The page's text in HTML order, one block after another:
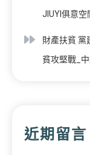
JIUYI俱意空
財產扶貧 黨
貧攻堅戰_
近期留言